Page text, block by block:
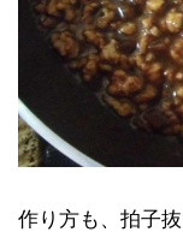
作り方も、拍子